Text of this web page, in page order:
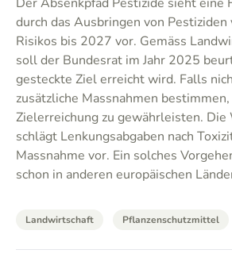
durch das Ausbringen von Pestiziden
Risikos bis 2027 vor. Gemäss
soll der Bundesrat im Jahr 2025
gesteckte Ziel erreicht wird. Falls
zusätzliche Massnahmen
Zielerreichung zu gewährleisten. Die
schlägt Lenkungsabgaben nach
Massnahme vor. Ein solches
schon in anderen europäischen
Landwirtschaft Pflanzenschutzmittel